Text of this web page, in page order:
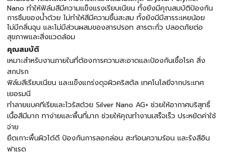
Nano ทำให้ฟิล์มสีมีความแข็งแรงเรียบเนียน ทั้งยังมีคุณสมบัติป้องกัน
การซึมของน้ำด้วย ไม่ทำให้สีมีความชื้นสะสม ทั้งยังมีมีสารระเหยน้อย
ไม่มีกลิ่นฉุน และไม่มีส่วนผสมของสารปรอท สารตะกั่ว ปลอดภัยต่อ
สุขภาพและสิ่งแวดล้อม
คุณสมบัติ
เหมาะสำหรับงานภายในที่ต้องการความสะอาดและป้องกันเชื้อโรค สิ่ง
สกปรก
ฟิล์มสีเรียบเนียน และแข็งแกร่งดุจผิวคริสตัล เทคโนโลยีจากประเทศ
เยอรมนี
ทำลายแบคทีเรียและไวรัสด้วย Silver Nano AG+ ช่วยให้อากาศบริสุทธิ์
เนื้อสีมีมาก ทาง่ายและพื้นที่มาก ช่วยให้คุณทำงานเสร็จเร็ว ประหยัดค่าใช้
จ่าย
ยึดเกาะพื้นผิวได้ดี ป้องกันการลอกล่อน สะท้อนความร้อน และรังสีอิน
ฟาเรด